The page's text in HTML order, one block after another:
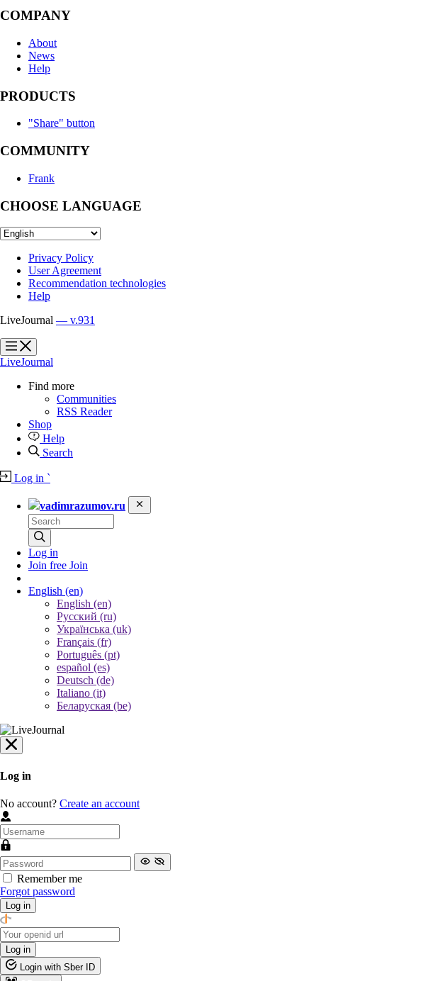
COMPANY
About
News
Help
PRODUCTS
"Share" button
COMMUNITY
Frank
CHOOSE LANGUAGE
Privacy Policy
User Agreement
Recommendation technologies
Help
LiveJournal — v.931
?
?
LiveJournal
Find more
Communities
RSS Reader
Shop
Help
Search
Log in `
vadimrazumov.ru
Log in
Join free Join
English (en)
English (en)
Русский (ru)
Українська (uk)
Français (fr)
Português (pt)
español (es)
Deutsch (de)
Italiano (it)
Беларуская (be)
Log in
No account? Create an account
Remember me
Forgot password
Log in
Log in
Login with Sber ID